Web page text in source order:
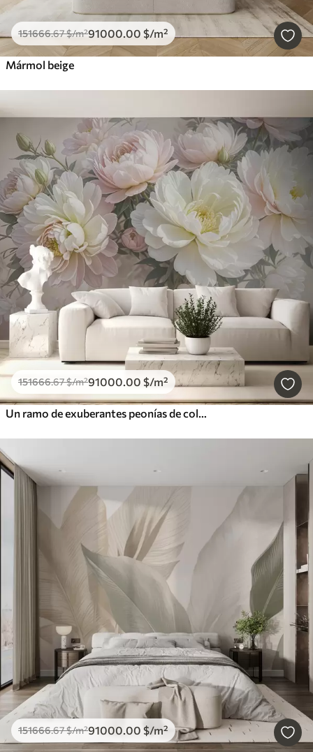
151666.67$/m²91000.00 $/m²
Mármol beige
151666.67$/m²91000.00 $/m²
Un ramo de exuberantes peonías de colores pastel y otras flores sobre un fondo suave y difuminado
151666.67$/m²91000.00 $/m²